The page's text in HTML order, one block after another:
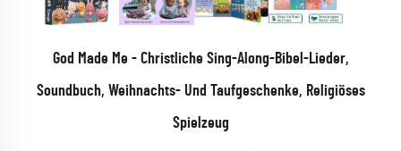
God Made Me - Christliche Sing-Along-Bibel-Lieder,
Soundbuch, Weihnachts- Und Taufgeschenke, Religiöses
Spielzeug